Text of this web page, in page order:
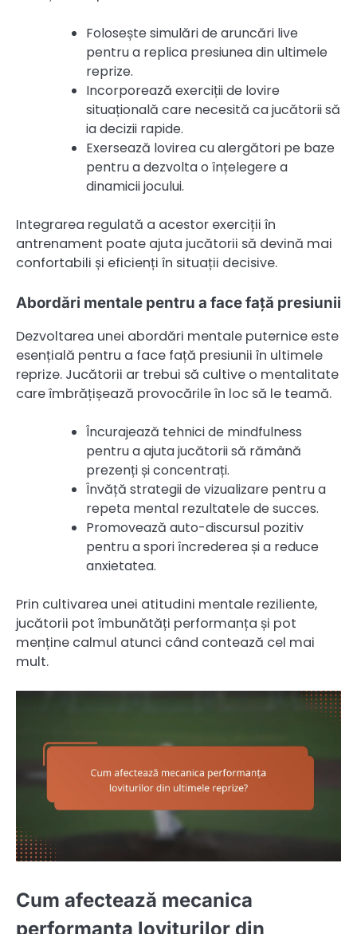
Folosește simulări de aruncări live
pentru a replica presiunea din ultimele
reprize.
Incorporează exerciții de lovire
situațională care necesită ca jucătorii să
ia decizii rapide.
Exersează lovirea cu alergători pe baze
pentru a dezvolta o înțelegere a
dinamicii jocului.
Integrarea regulată a acestor exerciții în
antrenament poate ajuta jucătorii să devină mai
confortabili și eficienți în situații decisive.
Abordări mentale pentru a face față presiunii
Dezvoltarea unei abordări mentale puternice este
esențială pentru a face față presiunii în ultimele
reprize. Jucătorii ar trebui să cultive o mentalitate
care îmbrățișează provocările în loc să le teamă.
Încurajează tehnici de mindfulness
pentru a ajuta jucătorii să rămână
prezenți și concentrați.
Învăță strategii de vizualizare pentru a
repeta mental rezultatele de succes.
Promovează auto-discursul pozitiv
pentru a spori încrederea și a reduce
anxietatea.
Prin cultivarea unei atitudini mentale reziliente,
jucătorii pot îmbunătăți performanța și pot
menține calmul atunci când contează cel mai
mult.
Cum afectează mecanica
performanța loviturilor din